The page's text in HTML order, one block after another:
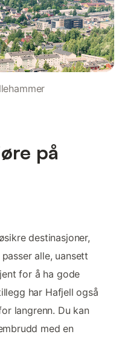
på
destinasjoner,
alle, uansett
for å ha gode
har Hafjell også
langrenn. Du kan
med en